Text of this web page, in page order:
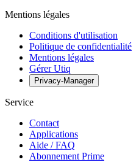
Mentions légales
Conditions d'utilisation
Politique de confidentialité
Mentions légales
Gérer Utiq
Privacy-Manager
Service
Contact
Applications
Aide / FAQ
Abonnement Prime